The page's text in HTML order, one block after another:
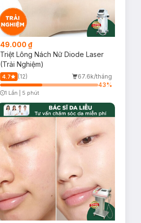
49.000 ₫
Triệt Lông Nách Nữ Diode Laser
(Trải Nghiệm)
4.7 (12)
67.6k/tháng
43%
1 Lần 5 phút